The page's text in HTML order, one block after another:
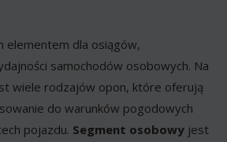
elementem dla osiągów,
samochodów osobowych. Na
wiele rodzajów opon, które oferują
do warunków pogodowych
pojazdu. Segment osobowy jest